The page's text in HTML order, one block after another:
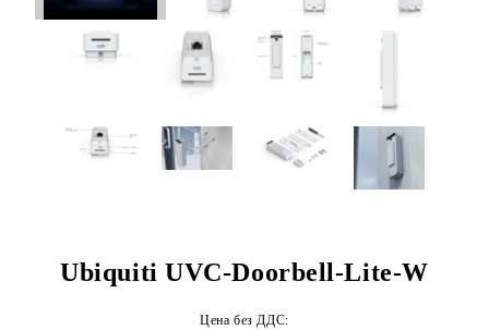
Ubiquiti UVC-Doorbell-Lite-W
Цена без ДДС: